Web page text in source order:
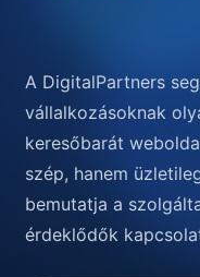
A DigitalPartners
vállalkozásoknak
keresőbarát
szép, hanem
bemutatja a
érdeklődők